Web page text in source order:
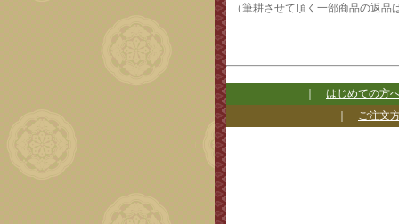
（筆耕させて頂く一部商品の返品
はじめての方
ご注文